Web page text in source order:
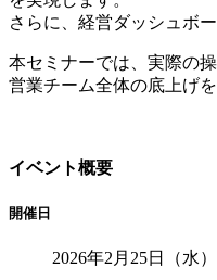
さらに、経営ダッシュボ
本セミナーでは、実際の
営業チーム全体の底上げ
イベント概要
開催日
2026年2月25日（水